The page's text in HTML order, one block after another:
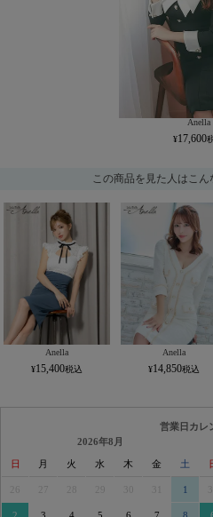
Anella
17,600
この商品を見た人はこ
Anella
15,400
Anella
14,850
営業日カレ
2026年8月
日 月 火 水 木 金 土
29 30 31 1 30